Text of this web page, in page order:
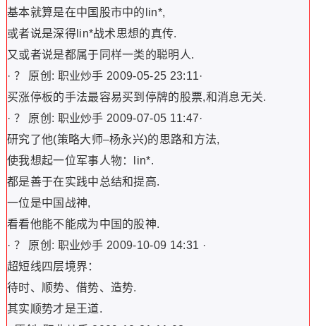
基本就算是在中国股市中的lin*,
或者说是深得lin*战术思想的真传.
又或者说是都属于同样一类的聪明人.
· ？ 原创: 职业炒手 2009-05-25 23:11·
买涨停板的手法最容易买到停牌的股票,和消息无关.
· ？ 原创: 职业炒手 2009-07-05 11:47·
研究了他(策略大师–杨永兴)的思路和方法,
使我想起一位军事人物：lin*.
都是善于在实践中总结和提高.
一位是中国战神,
看看他能不能成为中国的股神.
· ？ 原创: 职业炒手 2009-10-09 14:31 ·
超短线四层境界：
待时、顺势、借势、造势.
其实顺势才是王道.